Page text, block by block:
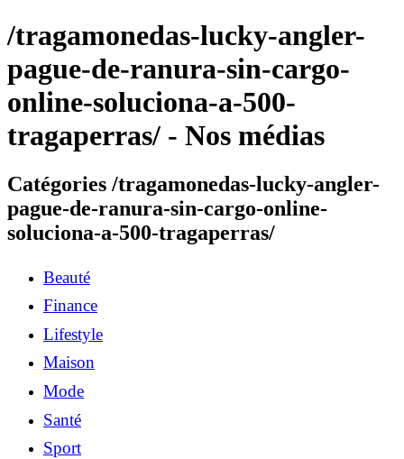
/tragamonedas-lucky-angler-
pague-de-ranura-sin-cargo-
online-soluciona-a-500-
tragaperras/ - Nos médias
Catégories /tragamonedas-lucky-angler-
pague-de-ranura-sin-cargo-online-
soluciona-a-500-tragaperras/
Beauté
Finance
Lifestyle
Maison
Mode
Santé
Sport